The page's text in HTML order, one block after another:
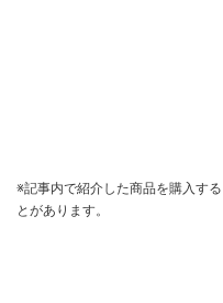
※記事内で紹介した商品を購入す
とがあります。